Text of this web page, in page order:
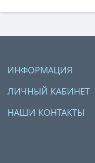
ИНФОРМАЦИЯ
ЛИЧНЫЙ КАБИНЕТ
НАШИ КОНТАКТЫ